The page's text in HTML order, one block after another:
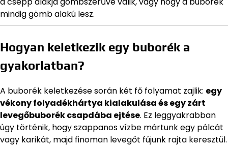
mindig gömb alakú lesz.
Hogyan keletkezik egy buborék a
gyakorlatban?
A buborék keletkezése során két fő folyamat zajlik: egy
vékony folyadékhártya kialakulása és egy zárt
levegőbuborék csapdába ejtése. Ez leggyakrabban
úgy történik, hogy szappanos vízbe mártunk egy pálcát
vagy karikát, majd finoman levegőt fújunk rajta keresztül.